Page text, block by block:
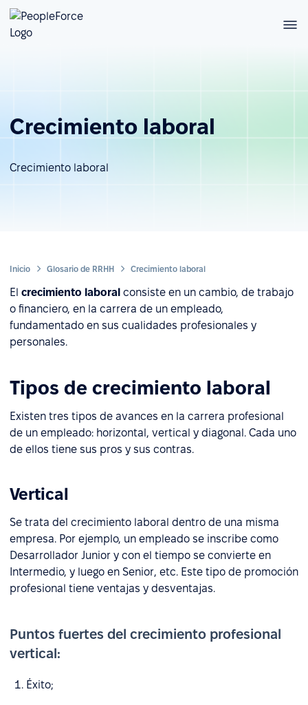
Crecimiento laboral
Crecimiento laboral
Inicio Glosario de RRHH Crecimiento laboral
El crecimiento laboral consiste en un cambio, de trabajo
o financiero, en la carrera de un empleado,
fundamentado en sus cualidades profesionales y
personales.
Tipos de crecimiento laboral
Existen tres tipos de avances en la carrera profesional
de un empleado: horizontal, vertical y diagonal. Cada uno
de ellos tiene sus pros y sus contras.
Vertical
Se trata del crecimiento laboral dentro de una misma
empresa. Por ejemplo, un empleado se inscribe como
Desarrollador Junior y con el tiempo se convierte en
Intermedio, y luego en Senior, etc. Este tipo de promoción
profesional tiene ventajas y desventajas.
Puntos fuertes del crecimiento profesional
vertical:
Éxito;